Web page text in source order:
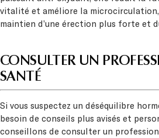
vitalité et améliore la
maintien d’une érection plus forte et
CONSULTER UN
SANTÉ
Si vous suspectez un déséquilibre
besoin de conseils plus avisés et
conseillons de consulter un